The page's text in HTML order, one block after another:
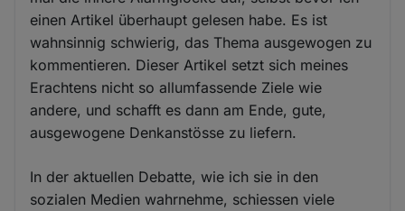
einen Artikel überhaupt gelesen habe. Es ist
wahnsinnig schwierig, das Thema ausgewogen zu
kommentieren. Dieser Artikel setzt sich meines
Erachtens nicht so allumfassende Ziele wie
andere, und schafft es dann am Ende, gute,
ausgewogene Denkanstösse zu liefern.
In der aktuellen Debatte, wie ich sie in den
sozialen Medien wahrnehme, schiessen viele